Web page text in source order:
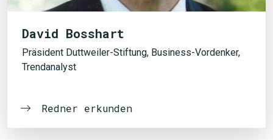
David Bosshart
Präsident Duttweiler-Stiftung, Business-Vordenker,
Trendanalyst
Redner erkunden